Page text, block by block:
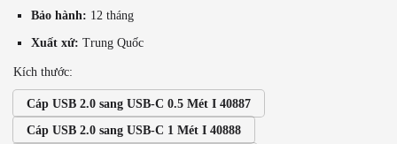
Bảo hành: 12 tháng
Xuất xứ: Trung Quốc
Kích thước:
Cáp USB 2.0 sang USB-C 0.5 Mét I 40887
Cáp USB 2.0 sang USB-C 1 Mét I 40888